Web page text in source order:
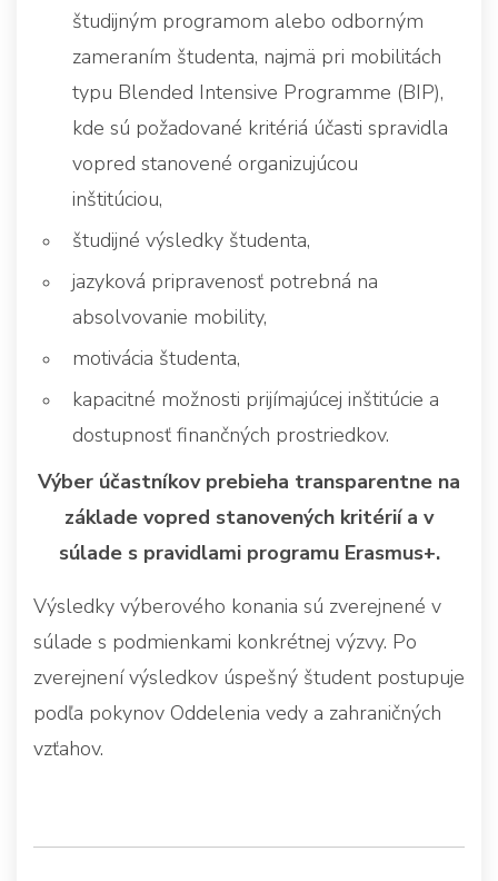
študijným programom alebo odborným
zameraním študenta, najmä pri mobilitách
typu Blended Intensive Programme (BIP),
kde sú požadované kritériá účasti spravidla
vopred stanovené organizujúcou
inštitúciou,
študijné výsledky študenta,
jazyková pripravenosť potrebná na
absolvovanie mobility,
motivácia študenta,
kapacitné možnosti prijímajúcej inštitúcie a
dostupnosť finančných prostriedkov.
Výber účastníkov prebieha transparentne na
základe vopred stanovených kritérií a v
súlade s pravidlami programu Erasmus+.
Výsledky výberového konania sú zverejnené v
súlade s podmienkami konkrétnej výzvy. Po
zverejnení výsledkov úspešný študent postupuje
podľa pokynov Oddelenia vedy a zahraničných
vzťahov.